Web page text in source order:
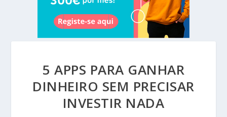
5 APPS PARA GANHAR
DINHEIRO SEM PRECISAR
INVESTIR NADA